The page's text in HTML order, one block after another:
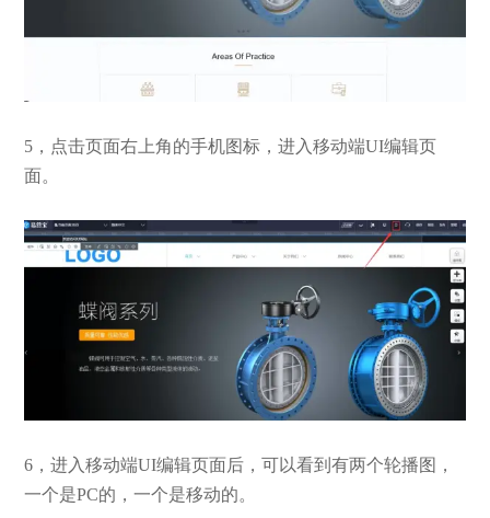
5，点击页面右上角的手机图标，进入移动端UI编辑页
面。
6，进入移动端UI编辑页面后，可以看到有两个轮播图，
一个是PC的，一个是移动的。